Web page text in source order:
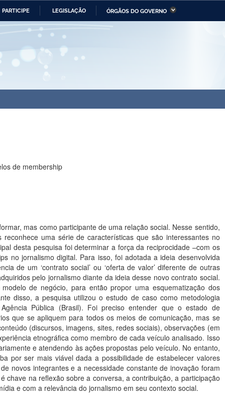
PARTICIPE LEGISLAÇÃO ÓRGÃOS DO GOVERNO
da Economia Ministério da Infraestrutura
de membership
mas como participante de uma relação social. Nesse sentido,
uma série de características que são interessantes no
desta pesquisa foi determinar a força da reciprocidade –com os
no jornalismo digital. Para isso, foi adotada a ideia desenvolvida
de um ‘contrato social’ ou ‘oferta de valor’ diferente de outras
pelo jornalismo diante da ideia desse novo contrato social.
de negócio, para então propor uma esquematização dos
disso, a pesquisa utilizou o estudo de caso como metodologia
Pública (Brasil). Foi preciso entender que o estado de
que se apliquem para todos os meios de comunicação, mas se
(discursos, imagens, sites, redes sociais), observações (em
etnográfica como membro de cada veículo analisado. Isso
e atendendo às ações propostas pelo veículo. No entanto,
por ser mais viável dada a possibilidade de estabelecer valores
novos integrantes e a necessidade constante de inovação foram
na reflexão sobre a conversa, a contribuição, a participação
e com a relevância do jornalismo em seu contexto social.